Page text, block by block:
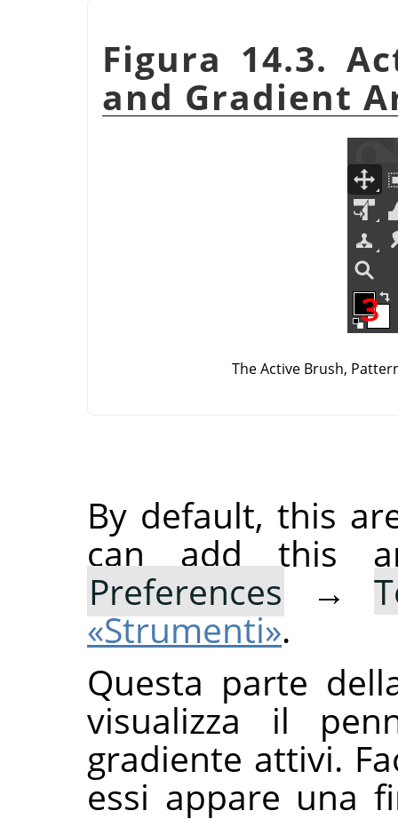
Figura 14.3.
and Gradient
The Active Brush,
By default, this
can add this
Preferences →
«Strumenti».
Questa parte
visualizza il
gradiente attivi.
essi appare una